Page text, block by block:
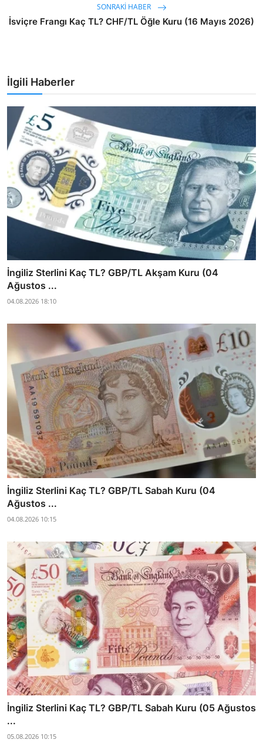
SONRAKI HABER
İsviçre Frangı Kaç TL? CHF/TL Öğle Kuru (16 Mayıs 2026)
İlgili Haberler
İngiliz Sterlini Kaç TL? GBP/TL Akşam Kuru (04
Ağustos ...
04.08.2026 18:10
İngiliz Sterlini Kaç TL? GBP/TL Sabah Kuru (04
Ağustos ...
04.08.2026 10:15
İngiliz Sterlini Kaç TL? GBP/TL Sabah Kuru (05 Ağustos
...
05.08.2026 10:15